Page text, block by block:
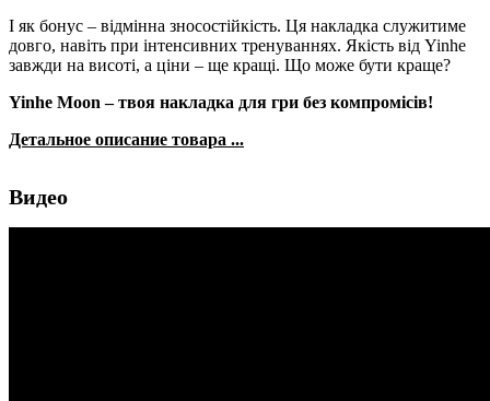
І як бонус – відмінна зносостійкість. Ця накладка служитиме
довго, навіть при інтенсивних тренуваннях. Якість від Yinhe
завжди на висоті, а ціни – ще кращі. Що може бути краще?
Yinhe Moon – твоя накладка для гри без компромісів!
Детальное описание товара ...
Видео